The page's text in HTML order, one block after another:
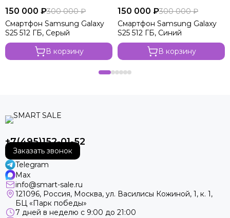
150 000 ₽300 000 ₽
Смартфон Samsung Galaxy
S25 512 ГБ, Серый
В корзину
150 000 ₽300 000 ₽
Смартфон Samsung Galaxy
S25 512 ГБ, Синий
В корзину
+7(495)152-01-52
Заказать звонок
Telegram
Max
info@smart-sale.ru
121096, Россия, Москва, ул. Василисы Кожиной, 1, к. 1,
БЦ «Парк победы»
7 дней в неделю с 9:00 до 21:00